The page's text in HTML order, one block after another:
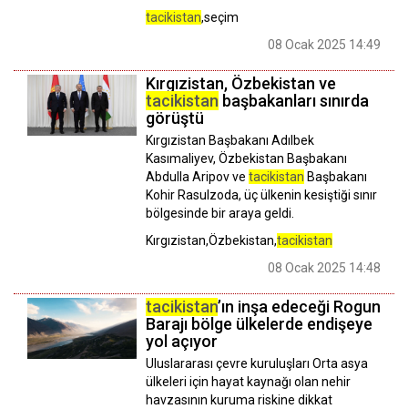
tacikistan,seçim
08 Ocak 2025 14:49
Kırgızistan, Özbekistan ve
tacikistan başbakanları sınırda
görüştü
Kırgızistan Başbakanı Adılbek
Kasımaliyev, Özbekistan Başbakanı
Abdulla Aripov ve tacikistan Başbakanı
Kohir Rasulzoda, üç ülkenin kesiştiği sınır
bölgesinde bir araya geldi.
Kırgızistan,Özbekistan,tacikistan
08 Ocak 2025 14:48
tacikistan’ın inşa edeceği Rogun
Barajı bölge ülkelerde endişeye
yol açıyor
Uluslararası çevre kuruluşları Orta asya
ülkeleri için hayat kaynağı olan nehir
havzasının kuruma riskine dikkat